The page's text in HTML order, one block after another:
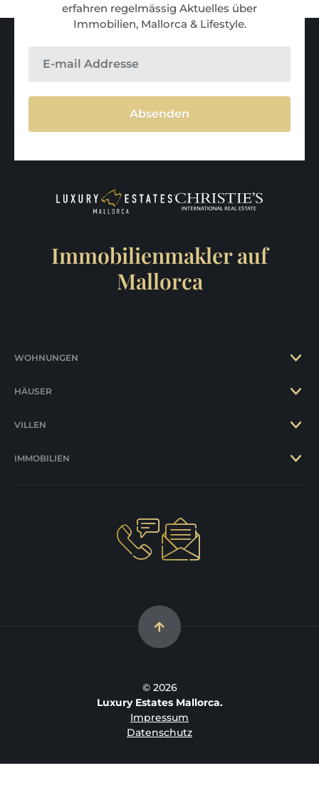
erfahren regelmässig Aktuelles über
Immobilien, Mallorca & Lifestyle.
Absenden
Immobilienmakler auf
Mallorca
WOHNUNGEN
HÄUSER
VILLEN
IMMOBILIEN
© 2026
Luxury Estates Mallorca.
Impressum
Datenschutz